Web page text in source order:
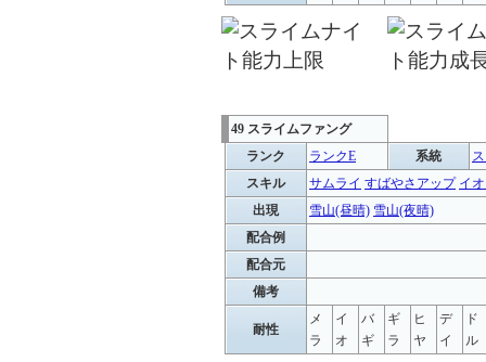
49 スライムファング
ランク
ランクE 系統
スキル
サムライ すばやさアップ イ
出現
雪山(昼晴) 雪山(夜晴)
配合例
配合元
備考
耐性
メ
ラ
イ
オ
バ
ギ
ギ
ラ
ヒ
ヤ
デ
イ
ド
ル